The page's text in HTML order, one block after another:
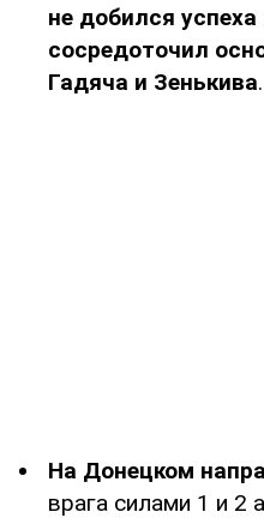
не добился
сосредоточил
Гадяча и Зенькива.
На Донецком
врага силами 1 и 2